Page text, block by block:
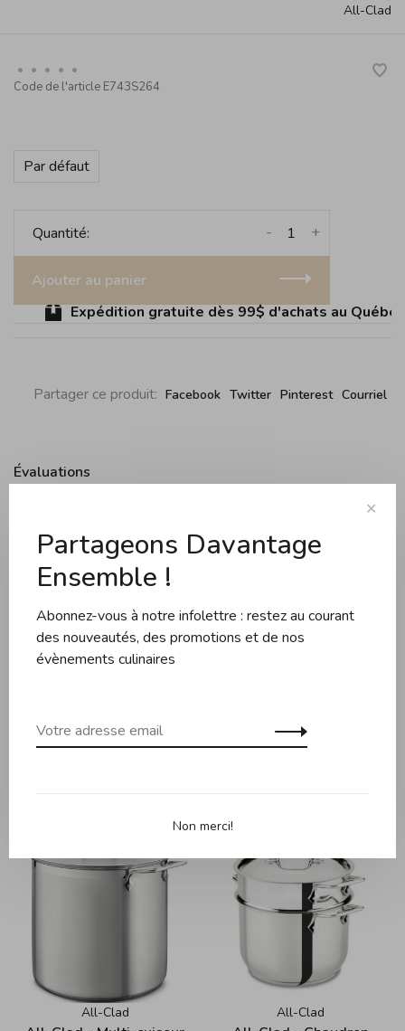
All-Clad
• • • • •
Code de l'article E743S264
Par défaut
Quantité: +
-
Ajouter au panier
Expédition gratuite dès 99$ d'achats au Québec
Partager ce produit: Facebook Twitter Pinterest Courriel
Évaluations
0 évaluation
• • •
0 étoiles selon 0 avis
Ajouter un avis
All-Clad All-Clad
✕
Partageons Davantage
Ensemble !
Abonnez-vous à notre infolettre : restez au courant
des nouveautés, des promotions et de nos
évènements culinaires
Non merci!